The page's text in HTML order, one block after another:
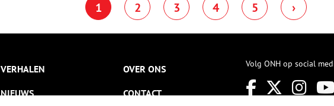
1 2 3 4 5 ›
VERHALEN
NIEUWS
OVER ONS
CONTACT
Volg ONH op social